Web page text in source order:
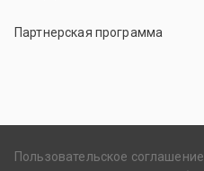
Партнерская программа
Пользовательское соглашение